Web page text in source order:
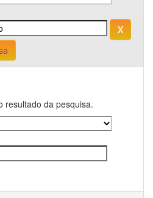
resultado da pesquisa.